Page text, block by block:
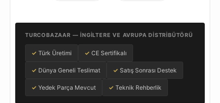
TURCOBAZAAR — İNGILTERE VE AVRUPA DISTRIBÜTÖRÜ
✓ Türk Üretimi ✓ CE Sertifikalı
✓ Dünya Geneli Teslimat ✓ Satış Sonrası Destek
✓ Yedek Parça Mevcut ✓ Teknik Rehberlik